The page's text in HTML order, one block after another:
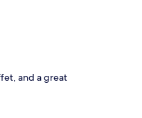
and a great